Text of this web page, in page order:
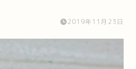
2019年11月23日